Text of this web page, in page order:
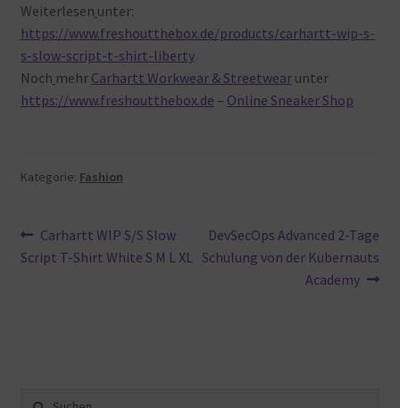
Weiterlesen unter:
https://www.freshoutthebox.de/products/carhartt-wip-s-
s-slow-script-t-shirt-liberty
Noch mehr Carhartt Workwear & Streetwearunter
https://www.freshoutthebox.de – Online Sneaker Shop
Kategorie: Fashion
Beitragsnavigation
Vorheriger
Beitrag:
Carhartt WIP S/S Slow
Script T-Shirt White S M L XL
Nächster
Beitrag:
DevSecOps Advanced 2-Tage
Schulung von der Kubernauts
Academy
Suche